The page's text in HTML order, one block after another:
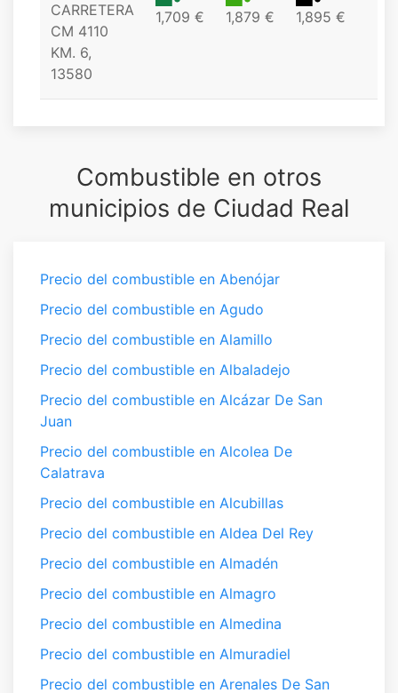
CARRETERA
CM 4110
KM. 6,
13580
1,709 € 1,879 € 1,895 €
Combustible en otros
municipios de Ciudad Real
Precio del combustible en Abenójar
Precio del combustible en Agudo
Precio del combustible en Alamillo
Precio del combustible en Albaladejo
Precio del combustible en Alcázar De San
Juan
Precio del combustible en Alcolea De
Calatrava
Precio del combustible en Alcubillas
Precio del combustible en Aldea Del Rey
Precio del combustible en Almadén
Precio del combustible en Almagro
Precio del combustible en Almedina
Precio del combustible en Almuradiel
Precio del combustible en Arenales De San